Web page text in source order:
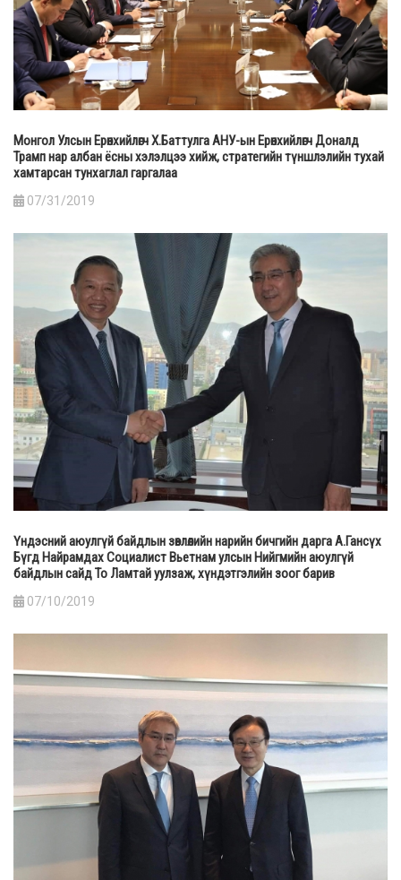
Монгол Улсын Ерөнхийлөгч Х.Баттулга АНУ-ын Ерөнхийлөгч Доналд
Трамп нар албан ёсны хэлэлцээ хийж, стратегийн түншлэлийн тухай
хамтарсан тунхаглал гаргалаа
07/31/2019
Үндэсний аюулгүй байдлын зөвлөлийн нарийн бичгийн дарга А.Гансүх
Бүгд Найрамдах Социалист Вьетнам улсын Нийгмийн аюулгүй
байдлын сайд То Ламтай уулзаж, хүндэтгэлийн зоог барив
07/10/2019